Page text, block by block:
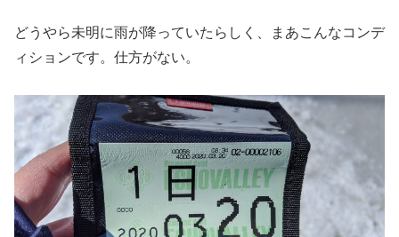
どうやら未明に雨が降っていたらしく、まあこんなコンデ
ィションです。仕方がない。